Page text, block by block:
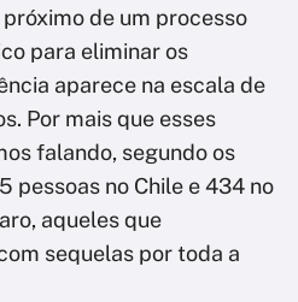
de um processo
para eliminar os
aparece na escala de
Por mais que esses
falando, segundo os
pessoas no Chile e 434 no
aqueles que
sequelas por toda a